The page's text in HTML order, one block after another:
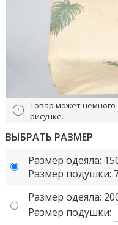
Товар может немного
рисунке.
ВЫБРАТЬ РАЗМЕР
Размер одеяла:
Размер подушки:
Размер одеяла:
Размер подушки: